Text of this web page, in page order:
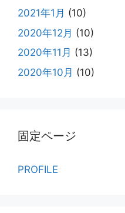
2021年1月 (10)
2020年12月 (10)
2020年11月 (13)
2020年10月 (10)
固定ページ
PROFILE